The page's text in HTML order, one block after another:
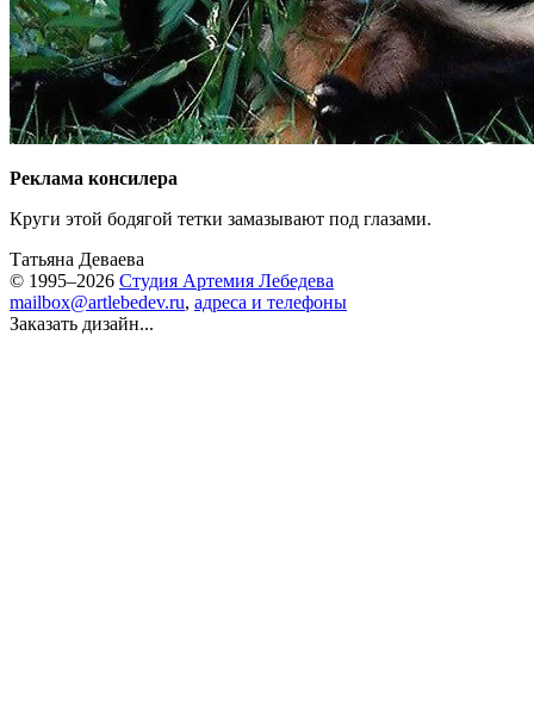
Реклама консилера
Круги этой бодягой тетки замазывают под глазами.
Татьяна Деваева
© 1995–2026 Студия Артемия Лебедева
mailbox@artlebedev.ru, адреса и телефоны
Заказать дизайн...